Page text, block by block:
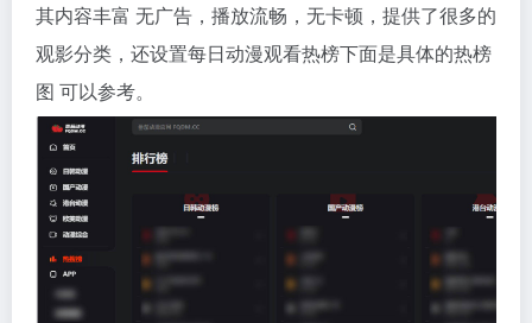
其内容丰富 无广告，播放流畅，无卡顿，提供了很多的
观影分类，还设置每日动漫观看热榜下面是具体的热榜
图 可以参考。